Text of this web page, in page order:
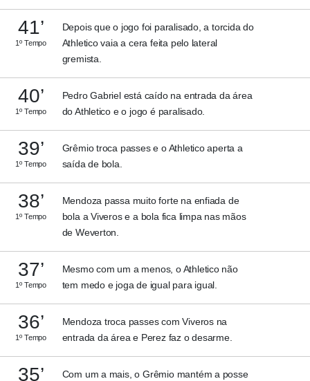
41’
1º Tempo
Depois que o jogo foi paralisado, a torcida do
Athletico vaia a cera feita pelo lateral
gremista.
40’
1º Tempo
Pedro Gabriel está caído na entrada da área
do Athletico e o jogo é paralisado.
39’
1º Tempo
Grêmio troca passes e o Athletico aperta a
saída de bola.
38’
1º Tempo
Mendoza passa muito forte na enfiada de
bola a Viveros e a bola fica limpa nas mãos
de Weverton.
37’
1º Tempo
Mesmo com um a menos, o Athletico não
tem medo e joga de igual para igual.
36’
1º Tempo
Mendoza troca passes com Viveros na
entrada da área e Perez faz o desarme.
35’ Com um a mais, o Grêmio mantém a posse